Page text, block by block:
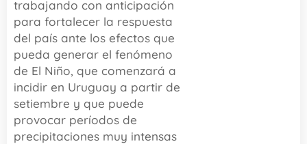
trabajando con anticipación
para fortalecer la respuesta
del país ante los efectos que
pueda generar el fenómeno
de El Niño, que comenzará a
incidir en Uruguay a partir de
setiembre y que puede
provocar períodos de
precipitaciones muy intensas